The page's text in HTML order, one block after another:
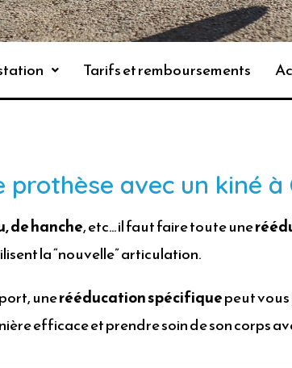
Tarifs et remboursements
avec un kiné à
de hanche, etc… il faut faire toute une
la “nouvelle” articulation.
unerééducation spécifiquepeut
efficace et prendre soin de son corps